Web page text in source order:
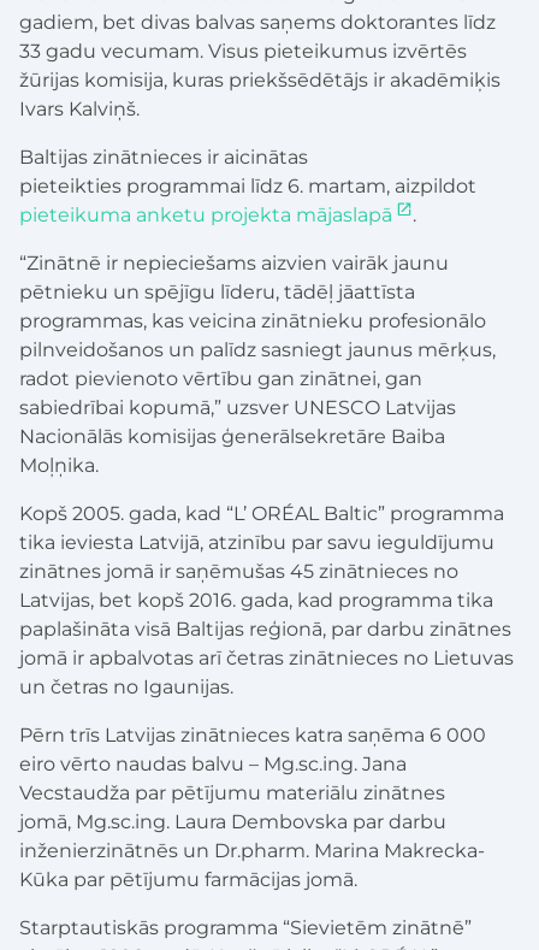
gadiem, bet divas balvas saņems doktorantes līdz
33 gadu vecumam. Visus pieteikumus izvērtēs
žūrijas komisija, kuras priekšsēdētājs ir akadēmiķis
Ivars Kalviņš.
Baltijas zinātnieces ir aicinātas
pieteikties programmai līdz 6. martam, aizpildot
pieteikuma anketu projekta mājaslapā
.
“Zinātnē ir nepieciešams aizvien vairāk jaunu
pētnieku un spējīgu līderu, tādēļ jāattīsta
programmas, kas veicina zinātnieku profesionālo
pilnveidošanos un palīdz sasniegt jaunus mērķus,
radot pievienoto vērtību gan zinātnei, gan
sabiedrībai kopumā,” uzsver UNESCO Latvijas
Nacionālās komisijas ģenerālsekretāre Baiba
Moļņika.
Kopš 2005. gada, kad “L’ ORÉAL Baltic” programma
tika ieviesta Latvijā, atzinību par savu ieguldījumu
zinātnes jomā ir saņēmušas 45 zinātnieces no
Latvijas, bet kopš 2016. gada, kad programma tika
paplašināta visā Baltijas reģionā, par darbu zinātnes
jomā ir apbalvotas arī četras zinātnieces no Lietuvas
un četras no Igaunijas.
Pērn trīs Latvijas zinātnieces katra saņēma 6 000
eiro vērto naudas balvu – Mg.sc.ing. Jana
Vecstaudža par pētījumu materiālu zinātnes
jomā, Mg.sc.ing. Laura Dembovska par darbu
inženierzinātnēs un Dr.pharm. Marina Makrecka-
Kūka par pētījumu farmācijas jomā.
Starptautiskās programma “Sievietēm zinātnē”